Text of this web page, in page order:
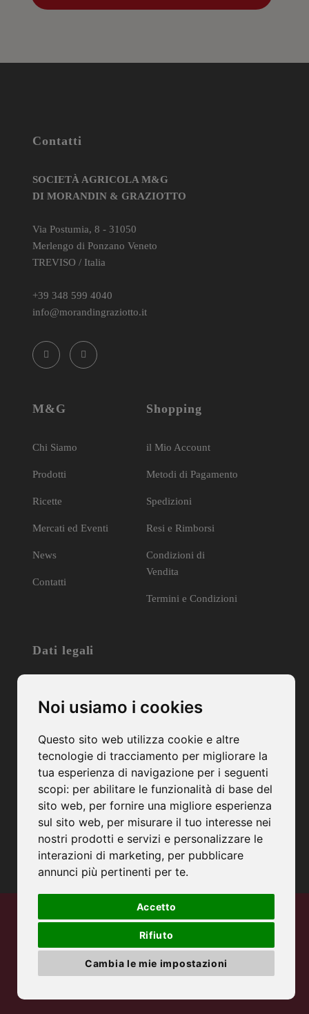
Noi usiamo i cookies
Questo sito web utilizza cookie e altre
tecnologie di tracciamento per migliorare la
tua esperienza di navigazione per i seguenti
scopi: per abilitare le funzionalità di base del
sito web, per fornire una migliore esperienza
sul sito web, per misurare il tuo interesse nei
nostri prodotti e servizi e personalizzare le
interazioni di marketing, per pubblicare
annunci più pertinenti per te.
Accetto
Rifiuto
Cambia le mie impostazioni
Contatti
SOCIETÀ AGRICOLA M&G
DI MORANDIN & GRAZIOTTO
Via Postumia, 8 - 31050
Merlengo di Ponzano Veneto
TREVISO / Italia
+39 348 599 4040
info@morandingraziotto.it
M&G
Chi Siamo
Prodotti
Ricette
Mercati ed Eventi
News
Contatti
Shopping
il Mio Account
Metodi di Pagamento
Spedizioni
Resi e Rimborsi
Condizioni di
Vendita
Termini e Condizioni
Dati legali
Sede Legale e Operativa:
31050 – Merlengo di Ponzano Veneto – TV
C.F. e P.IVA: 04931650263
PEC: mgmorandingraziotto@pec.it
Camera di Commercio di Treviso-Belluno
Numero Rea: TV-411358
Capitale Sociale: € 20.000,00 (I.V.)
© Aleman’s 2026alemansdesign.it
| Cookie Policy